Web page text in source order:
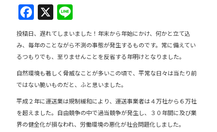
F
a
c
e
b
o
o
k
X Li
n
e
投稿日、遅れてしまいました！年末から年始にかけ、何かと立て込
み、毎年のことながら不測の事態が発生するものです。常に備えてい
るつもりでも、至りませんことを反省する年明けとなりました。
自然環境も著しく脅威なことが多いこの頃で、平常な日々は当たり前
ではない脆いものだと、ふと思いました。
平成２年に運送業は規制緩和により、運送事業者は４万社から６万社
を超えました。自由競争の中で過当競争が発生し、３０年間に及び業
界の健全化が損なわれ、労働環境の悪化が社会問題化しました。